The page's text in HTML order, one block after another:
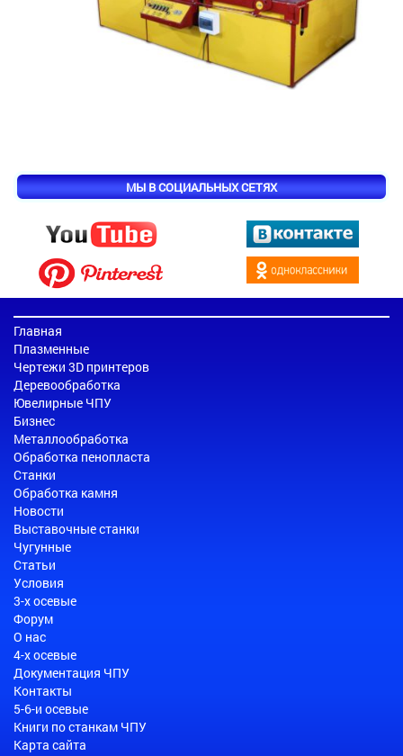
МЫ В СОЦИАЛЬНЫХ СЕТЯХ
Главная
Плазменные
Чертежи 3D принтеров
Деревообработка
Ювелирные ЧПУ
Бизнес
Металлообработка
Обработка пенопласта
Станки
Обработка камня
Новости
Выставочные станки
Чугунные
Статьи
Условия
3-х осевые
Форум
О нас
4-х осевые
Документация ЧПУ
Контакты
5-6-и осевые
Книги по станкам ЧПУ
Карта сайта